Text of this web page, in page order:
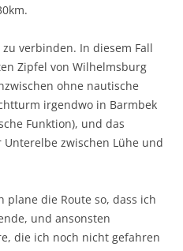
verbinden. In diesem Fall
Zipfel von Wilhelmsburg
ohne nautische
irgendwo in Barmbek
Funktion), und das
Unterelbe zwischen Lühe und
plane die Route so, dass ich
und ansonsten
die ich noch nicht gefahren